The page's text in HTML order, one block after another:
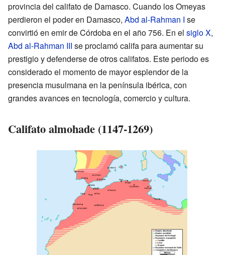
provincia del califato de Damasco. Cuando los Omeyas
perdieron el poder en Damasco, Abd al-Rahman I se
convirtió en emir de Córdoba en el año 756. En el siglo X,
Abd al-Rahman III se proclamó califa para aumentar su
prestigio y defenderse de otros califatos. Este periodo es
considerado el momento de mayor esplendor de la
presencia musulmana en la península ibérica, con
grandes avances en tecnología, comercio y cultura.
Califato almohade (1147-1269)